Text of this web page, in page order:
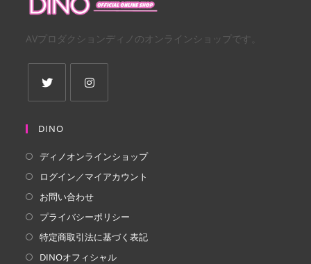
AVプロダクションディノのオンラインショップです。
し
タ
ブ
で
開
く
タ
ブ
で
開
く
DINO
ディノオンラインショップ
ログイン／マイアカウント
お問い合わせ
プライバシーポリシー
特定商取引法に基づく表記
DINOオフィシャル